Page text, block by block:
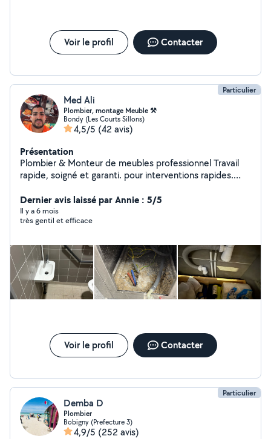
aux normes Zone d'intervention Plombier disponible à
Paris et en Île-de-France : intervention rapide en
banlieue et dans tous les arrondissements de Paris
Voir le profil Contacter
Particulier
Med Ali
Plombier, montage Meuble ⚒️
Bondy (Les Courts Sillons)
4,5/5 (42 avis)
Présentation
Plombier & Monteur de meubles professionnel Travail
rapide, soigné et garanti. pour interventions rapides.
besoins pour un résultat impeccable. Prix raisonnables
et satisfaction assurée. Disponible immédiatement
contactez-moi !
Dernier avis laissé par Annie : 5/5
Il y a 6 mois
très gentil et efficace
Voir le profil Contacter
Particulier
Demba D
Plombier
Bobigny (Prefecture 3)
4,9/5 (252 avis)